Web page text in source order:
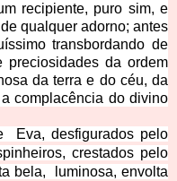
recipiente, puro sim, e
qualquer adorno; antes
transbordando de
preciosidades da ordem
da terra e do céu, da
complacência do divino
Eva, desfigurados pelo
crestados pelo
bela,
luminosa, envolta